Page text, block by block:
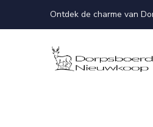
Ontdek de charme van